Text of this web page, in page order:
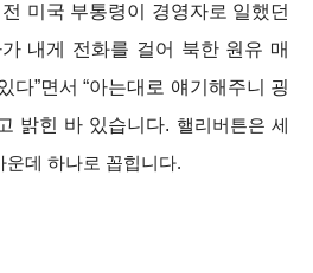
미국 부통령이 경영자로 일했던
내게 전화를 걸어 북한 원유 매
다”면서 “아는대로 얘기해주니 굉
밝힌 바 있습니다. 핼리버튼은 세
운데 하나로 꼽힙니다.